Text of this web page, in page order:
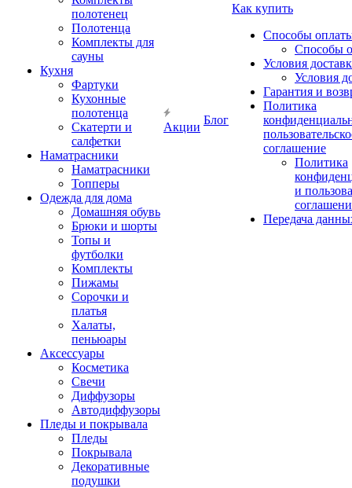
полотенец
Полотенца
Комплекты для
сауны
Кухня
Фартуки
Кухонные
полотенца
Скатерти и
салфетки
Наматрасники
Наматрасники
Топперы
Одежда для дома
Домашняя обувь
Брюки и шорты
Топы и
футболки
Комплекты
Пижамы
Сорочки и
платья
Халаты,
пеньюары
Аксессуары
Косметика
Свечи
Диффузоры
Автодиффузоры
Пледы и покрывала
Пледы
Покрывала
Декоративные
подушки
Акции
Блог
Как купить
Способы
Способы
Условия
Условия
Гарантия и
Политика
соглашение
Политика
и
Передача